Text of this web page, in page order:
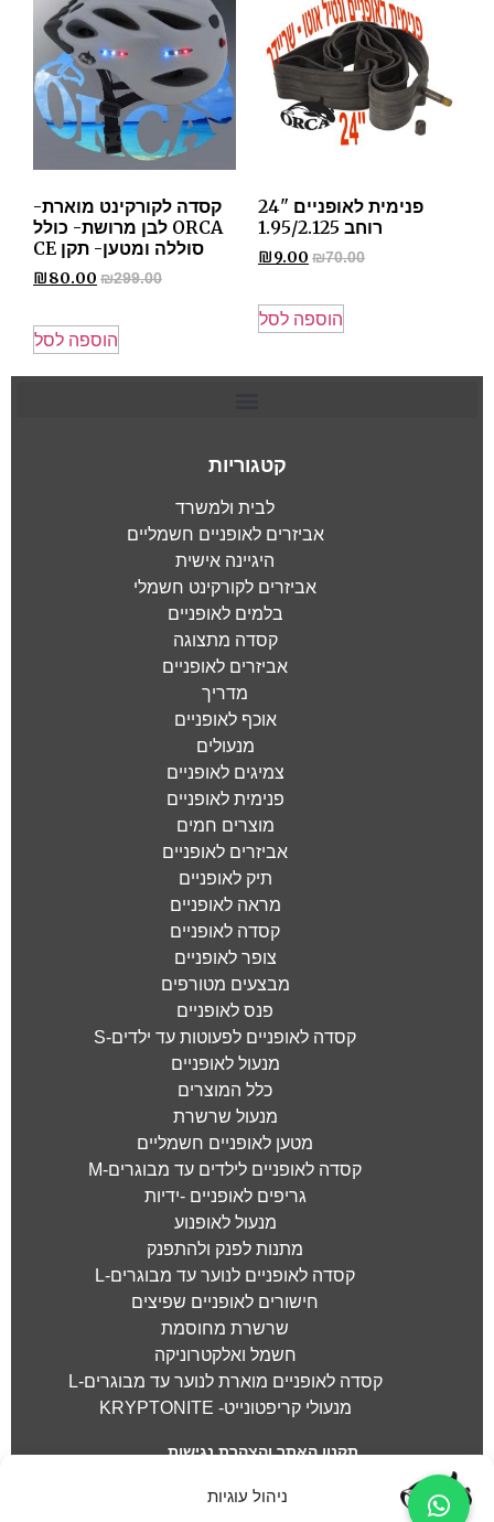
ניהול עוגיות
פנימית לאופניים "24
רוחב 1.95/2.125
₪70.00
₪9.00
הוספה לסל
קסדה לקורקינט מוארת-
ORCA לבן מרושת- כולל
סוללה ומטען- תקן CE
₪299.00
₪80.00
הוספה לסל
קטגוריות
לבית ולמשרד
אביזרים לאופניים חשמליים
היגיינה אישית
אביזרים לקורקינט חשמלי
בלמים לאופניים
קסדה מתצוגה
אביזרים לאופניים
מדריך
אוכף לאופניים
מנעולים
צמיגים לאופניים
פנימית לאופניים
מוצרים חמים
אביזרים לאופניים
תיק לאופניים
מראה לאופניים
קסדה לאופניים
צופר לאופניים
מבצעים מטורפים
פנס לאופניים
קסדה לאופניים לפעוטות עד ילדים-S
מנעול לאופניים
כלל המוצרים
מנעול שרשרת
מטען לאופניים חשמליים
קסדה לאופניים לילדים עד מבוגרים-M
גריפים לאופניים -ידיות
מנעול לאופנוע
מתנות לפנק ולהתפנק
קסדה לאופניים לנוער עד מבוגרים-L
חישורים לאופניים שפיצים
שרשרת מחוסמת
חשמל ואלקטרוניקה
קסדה לאופניים מוארת לנוער עד מבוגרים-L
מנעולי קריפטונייט- KRYPTONITE
תקנון האתר והצהרת נגישות
מדיניות פרטיות